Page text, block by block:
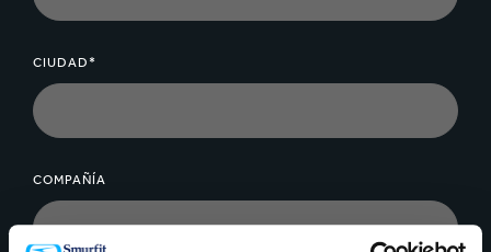
CIUDAD*
COMPAÑÍA